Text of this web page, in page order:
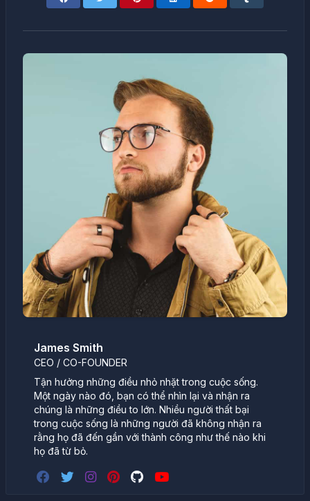
James Smith
CEO / CO-FOUNDER
Tận hưởng những điều nhỏ nhặt trong cuộc sống.
Một ngày nào đó, bạn có thể nhìn lại và nhận ra
chúng là những điều to lớn. Nhiều người thất bại
trong cuộc sống là những người đã không nhận ra
rằng họ đã đến gần với thành công như thế nào khi
họ đã từ bỏ.